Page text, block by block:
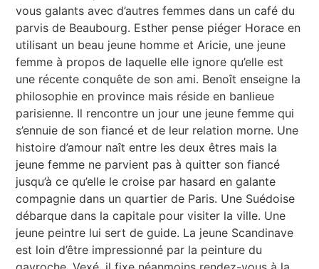
vous galants avec d’autres femmes dans un café du
parvis de Beaubourg. Esther pense piéger Horace en
utilisant un beau jeune homme et Aricie, une jeune
femme à propos de laquelle elle ignore qu’elle est
une récente conquête de son ami. Benoît enseigne la
philosophie en province mais réside en banlieue
parisienne. Il rencontre un jour une jeune femme qui
s’ennuie de son fiancé et de leur relation morne. Une
histoire d’amour naît entre les deux êtres mais la
jeune femme ne parvient pas à quitter son fiancé
jusqu’à ce qu’elle le croise par hasard en galante
compagnie dans un quartier de Paris. Une Suédoise
débarque dans la capitale pour visiter la ville. Une
jeune peintre lui sert de guide. La jeune Scandinave
est loin d’être impressionné par la peinture du